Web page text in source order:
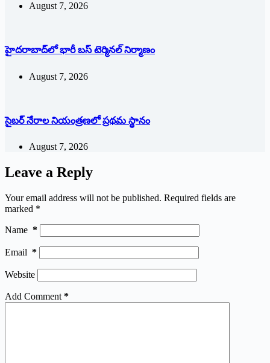
August 7, 2026
హైదరాబాద్‌లో భారీ బస్‌ ‌టెర్మినల్‌ ‌నిర్మాణం
August 7, 2026
సైబర్ నేరాల నియంత్రణలో ప్రథమ స్థానం
August 7, 2026
Leave a Reply
Your email address will not be published. Required fields are
marked *
Name *
Email *
Website
Add Comment *